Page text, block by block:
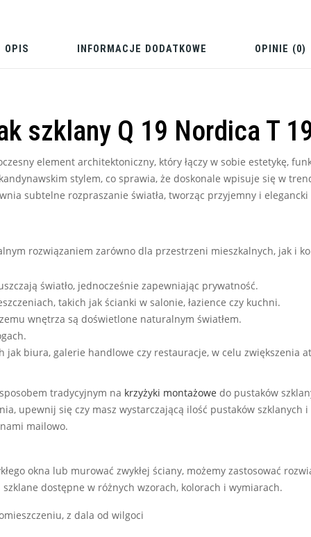
OPIS INFORMACJE DODATKOWE OPINIE (0)
szklany Q 19 Nordica T
element architektoniczny, który łączy w sobie estetykę,
stylem, co sprawia, że doskonale wpisuje się w
subtelne rozpraszanie światła, tworząc przyjemny i
rozwiązaniem zarówno dla przestrzeni mieszkalnych, jak i
światło, jednocześnie zapewniając prywatność.
takich jak ścianki w salonie, łazience czy kuchni.
wnętrza są doświetlone naturalnym światłem.
jak biura, galerie handlowe czy restauracje, w celu zwiększenia
tradycyjnym na krzyżyki montażowe do pustaków
upewnij się czy masz wystarczającą ilość pustaków szklanych
mailowo.
okna lub murować zwykłej ściany, możemy zastosować
dostępne w różnych wzorach, kolorach i wymiarach.
z dala od wilgoci